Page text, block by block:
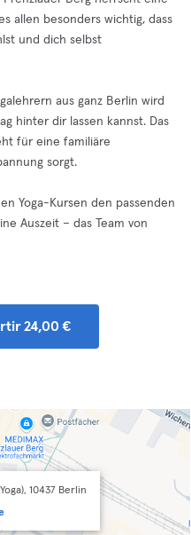
allen besonders wichtig, dass
und dich selbst
aus ganz Berlin wird
hinter dir lassen kannst. Das
für eine familiäre
sorgt.
Yoga-Kursen den passenden
Auszeit – das Team von
24,00 €
10437 Berlin